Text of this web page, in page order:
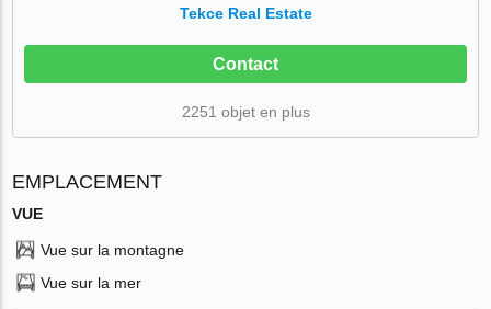
Tekce Real Estate
Contact
2251 objet en plus
EMPLACEMENT
VUE
Vue sur la montagne
Vue sur la mer